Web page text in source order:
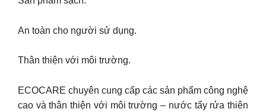
An toàn cho người sử dụng.
Thân thiện với môi trường.
ECOCARE chuyên cung cấp các sản phẩm công nghệ
cao và thân thiện với môi trường – nước tẩy rửa thiên